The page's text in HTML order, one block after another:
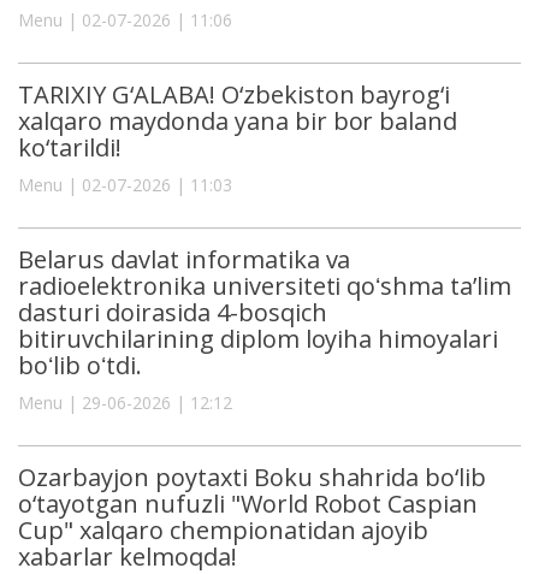
Menu | 02-07-2026 | 11:06
TARIXIY G‘ALABA! O‘zbekiston bayrog‘i
xalqaro maydonda yana bir bor baland
ko‘tarildi!
Menu | 02-07-2026 | 11:03
Belarus davlat informatika va
radioelektronika universiteti qoʻshma ta’lim
dasturi doirasida 4-bosqich
bitiruvchilarining diplom loyiha himoyalari
boʻlib oʻtdi.
Menu | 29-06-2026 | 12:12
Ozarbayjon poytaxti Boku shahrida bo‘lib
o‘tayotgan nufuzli "World Robot Caspian
Cup" xalqaro chempionatidan ajoyib
xabarlar kelmoqda!